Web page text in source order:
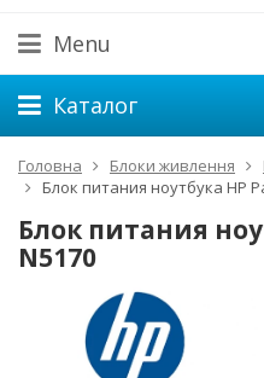
Menu
Каталог
Головна Блоки живлення
Блок питания ноутбука HP
Блок питания
N5170